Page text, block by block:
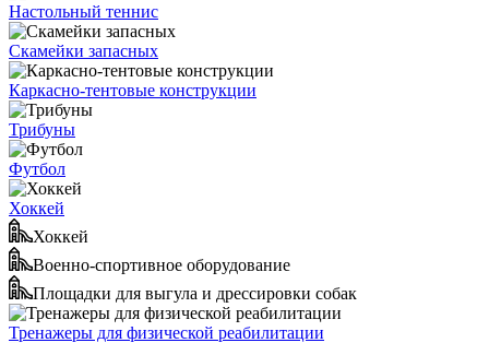
Настольный теннис
Скамейки запасных
Каркасно-тентовые конструкции
Трибуны
Футбол
Хоккей
Хоккей
Военно-спортивное оборудование
Площадки для выгула и дрессировки собак
Тренажеры для физической реабилитации